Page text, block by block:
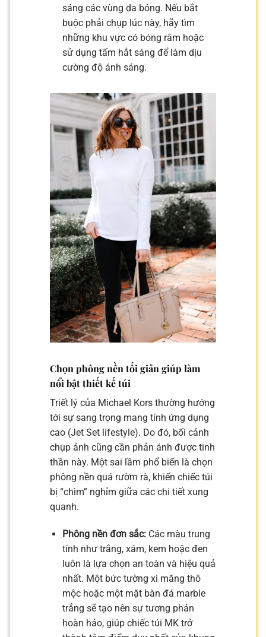
sáng các vùng da bóng. Nếu bắt
buộc phải chụp lúc này, hãy tìm
những khu vực có bóng râm hoặc
sử dụng tấm hắt sáng để làm dịu
cường độ ánh sáng.
Chọn phông nền tối giản giúp làm
nổi bật thiết kế túi
Triết lý của Michael Kors thường hướng
tới sự sang trọng mang tính ứng dụng
cao (Jet Set lifestyle). Do đó, bối cảnh
chụp ảnh cũng cần phản ánh được tinh
thần này. Một sai lầm phổ biến là chọn
phông nền quá rườm rà, khiến chiếc túi
bị “chìm” nghỉm giữa các chi tiết xung
quanh.
Phông nền đơn sắc:Các màu trung
tính như trắng, xám, kem hoặc đen
luôn là lựa chọn an toàn và hiệu quả
nhất. Một bức tường xi măng thô
mộc hoặc một mặt bàn đá marble
trắng sẽ tạo nên sự tương phản
hoàn hảo, giúp chiếc túi MK trở